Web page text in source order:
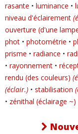
Plomberie, réseaux
Serrurerie,
Sécurité
Outils, matériel,
Fixations, collages,
Acoustique
rasante • luminance •
niveau d'éclairement
ouverture (d'une
phot • photométrie •
prisme • radiance •
• rayonnement •
rendu (des couleurs)
(éclair.) • stabilisation
• zénithal (éclairage ~)